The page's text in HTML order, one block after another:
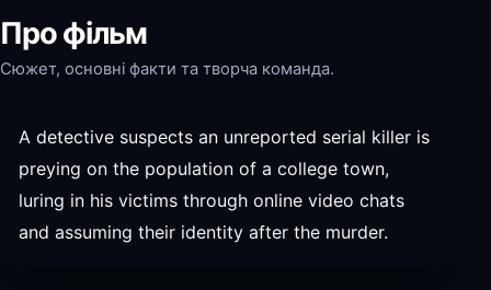
Про фільм
Сюжет, основні факти та творча команда.
A detective suspects an unreported serial killer is
preying on the population of a college town,
luring in his victims through online video chats
and assuming their identity after the murder.